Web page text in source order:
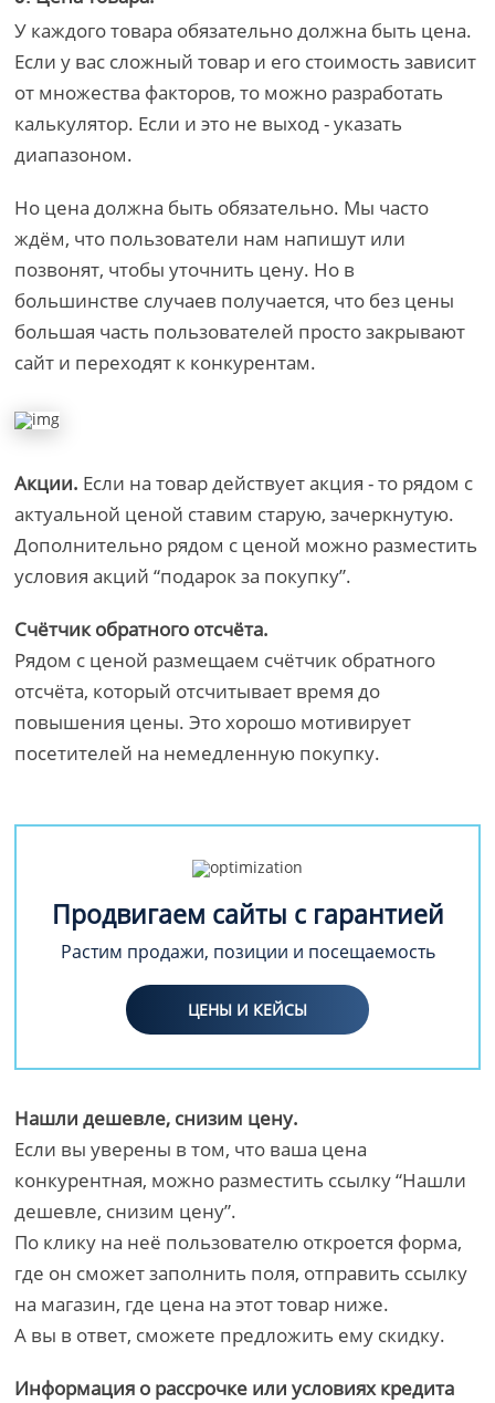
У каждого товара обязательно должна быть цена.
Если у вас сложный товар и его стоимость зависит
от множества факторов, то можно разработать
калькулятор. Если и это не выход - указать
диапазоном.
Но цена должна быть обязательно. Мы часто
ждём, что пользователи нам напишут или
позвонят, чтобы уточнить цену. Но в
большинстве случаев получается, что без цены
большая часть пользователей просто закрывают
сайт и переходят к конкурентам.
Акции. Если на товар действует акция - то рядом с
актуальной ценой ставим старую, зачеркнутую.
Дополнительно рядом с ценой можно разместить
условия акций “подарок за покупку”.
Счётчик обратного отсчёта.
Рядом с ценой размещаем счётчик обратного
отсчёта, который отсчитывает время до
повышения цены. Это хорошо мотивирует
посетителей на немедленную покупку.
Продвигаем сайты с гарантией
Растим продажи, позиции и посещаемость
ЦЕНЫ И КЕЙСЫ
Нашли дешевле, снизим цену.
Если вы уверены в том, что ваша цена
конкурентная, можно разместить ссылку “Нашли
дешевле, снизим цену”.
По клику на неё пользователю откроется форма,
где он сможет заполнить поля, отправить ссылку
на магазин, где цена на этот товар ниже.
А вы в ответ, сможете предложить ему скидку.
Информация о рассрочке или условиях кредита